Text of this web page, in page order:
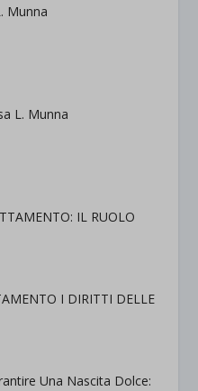
Munna
L. Munna
IL RUOLO
I DIRITTI DELLE
Una Nascita Dolce: